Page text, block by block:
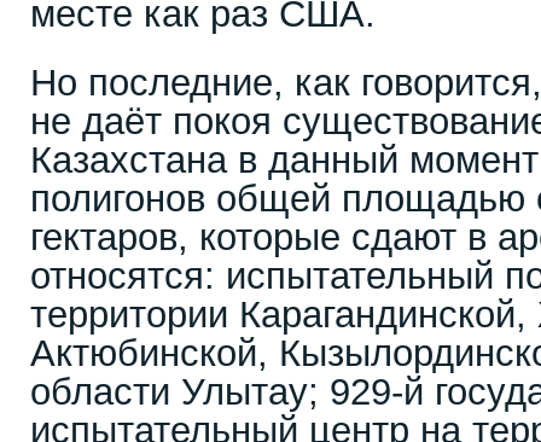
месте как раз США.
Но последние, как
не даёт покоя
Казахстана в данный
полигонов общей
гектаров, которые сдают в
относятся: испытательный
территории
Актюбинской,
области Улытау; 929-й
испытательный центр на